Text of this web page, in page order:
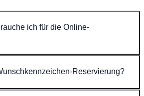
ich für die Online-
Reservierung?